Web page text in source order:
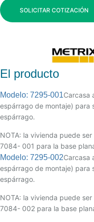
SOLICITAR COTIZACIÓN
El producto
Modelo: 7295-001Carcasa
espárrago de montaje) para
espárrago.
NOTA: la vivienda puede
7084- 001 para la base
Modelo: 7295-002Carcasa
espárrago de montaje) para
espárrago.
NOTA: la vivienda puede
7084- 002 para la base